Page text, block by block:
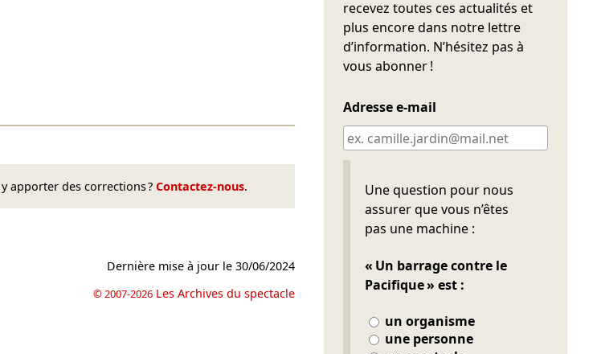
apporter des corrections ? Contactez-nous.
Dernière mise à jour le30/06/2024
© 2007-2026 Les Archives du spectacle
recevez toutes ces actualités et
plus encore dans notre lettre
d’information. N’hésitez pas à
vous abonner !
Adresse e-mail
Une question pour nous
assurer que vous n’êtes
pas une machine :
« Un barrage contre le
Pacifique » est :
un organisme
une personne
Ne pas remplir